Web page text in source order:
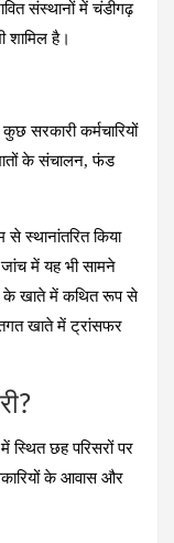
संस्थानों में चंडीगढ़
शामिल है।
सरकारी कर्मचारियों
के संचालन, फंड
से स्थानांतरित किया
में यह भी सामने
के खाते में कथित रूप से
खाते में ट्रांसफर
स्थित छह परिसरों पर
के आवास और